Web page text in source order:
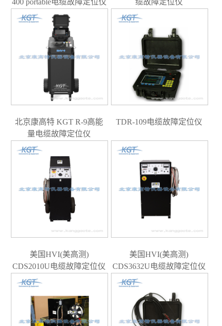
北京康高特 KGT R-9高能
量电缆故障定位仪
TDR-109电缆故障定位仪
美国HVI(美高测)
CDS2010U电缆故障定位仪
美国HVI(美高测)
CDS3632U电缆故障定位仪